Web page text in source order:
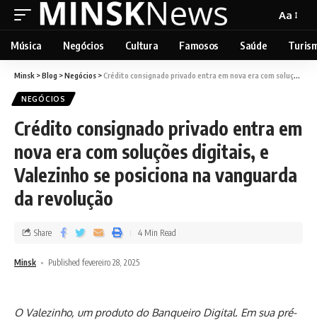
Aa
Música Negócios Cultura Famosos Saúde
Minsk >Blog >Negócios >Crédito consignado privado entra em nova era com soluções digitais, e Valezinho se posiciona na vanguarda da revolução
NEGÓCIOS
Crédito consignado privado entra em
nova era com soluções digitais, e
Valezinho se posiciona na vanguarda
da revolução
Minsk Published fevereiro 28, 2025
Share 4 Min Read
O Valezinho, um produto do Banqueiro Digital. Em sua pré-